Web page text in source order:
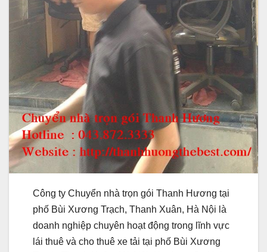
Công ty Chuyển nhà trọn gói Thanh Hương tại
phố Bùi Xương Trạch, Thanh Xuân, Hà Nội là
doanh nghiệp chuyên hoạt động trong lĩnh vực
lái thuê và cho thuê xe tải tại phố Bùi Xương